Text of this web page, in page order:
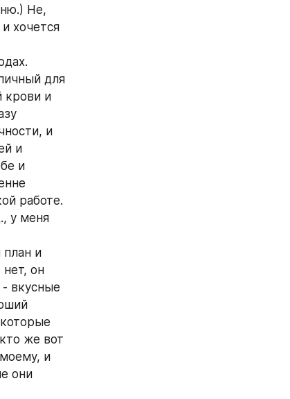
Не,
хочется
для
крови и
и
и
и
работе.
у меня
план и
он
- вкусные
же вот
и
они